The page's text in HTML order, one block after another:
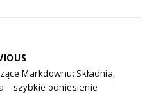
Markdownu: Składnia,
– szybkie odniesienie